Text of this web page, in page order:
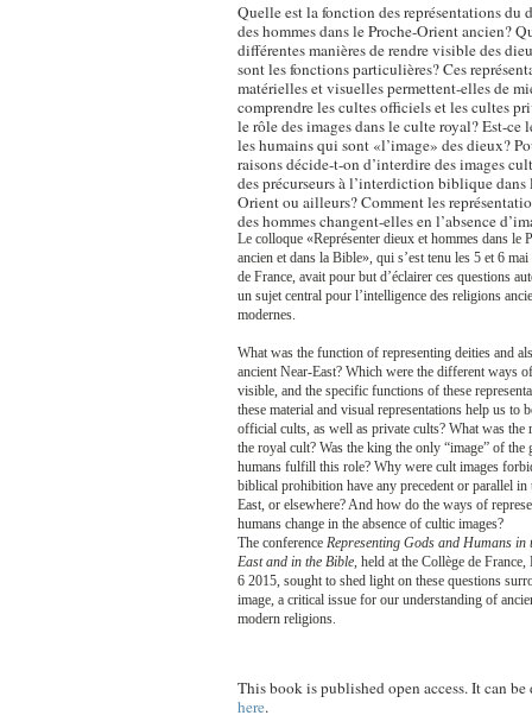
Quelle est la fonction des représentations du
des hommes dans le Proche-Orient ancien?
différentes manières de rendre visible des
sont les fonctions particulières? Ces
matérielles et visuelles permettent-elles de
comprendre les cultes officiels et les cultes
le rôle des images dans le culte royal? Est-ce
les humains qui sont «l’image» des dieux?
raisons décide-t-on d’interdire des images
des précurseurs à l’interdiction biblique dans
Orient ou ailleurs? Comment les
des hommes changent-elles en l’absence
Le colloque «Représenter dieux et hommes dans le
ancien et dans la Bible», qui s’est tenu les 5 et 6
de France, avait pour but d’éclairer ces questions
un sujet central pour l’intelligence des religions
modernes.
What was the function of representing deities and
ancient Near-East? Which were the different ways
visible, and the specific functions of these
these material and visual representations help us to
official cults, as well as private cults? What was the
the royal cult? Was the king the only “image” of the
humans fulfill this role? Why were cult images
biblical prohibition have any precedent or parallel in
East, or elsewhere? And how do the ways of
humans change in the absence of cultic images?
The conference Representing Gods and Humans in
East and in the Bible, held at the Collège de
6 2015, sought to shed light on these questions
image, a critical issue for our understanding of
modern religions.
This book is published open access. It can
here.